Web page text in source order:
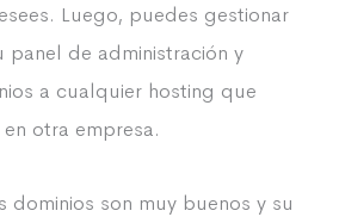
Luego, puedes gestionar
panel de administración y
a cualquier hosting que
otra empresa.
dominios son muy buenos y su